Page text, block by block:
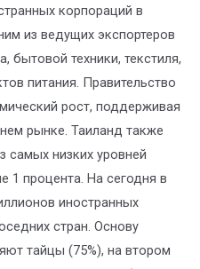
корпораций в
из ведущих экспортеров
бытовой техники, текстиля,
питания. Правительство
рост, поддерживая
рынке. Таиланд также
самых низких уровней
1 процента. На сегодня в
иностранных
стран. Основу
тайцы (75%), на втором